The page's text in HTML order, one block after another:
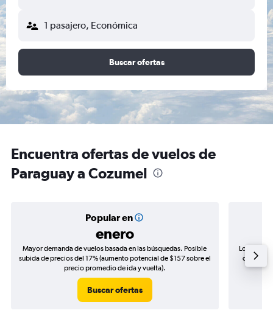
1 pasajero, Económica
Buscar ofertas
Encuentra ofertas de vuelos de
Paraguay a Cozumel
Popular en
enero
Mayor demanda de vuelos basada en las búsquedas. Posible
subida de precios del 17% (aumento potencial de $157 sobre el
precio promedio de ida y vuelta).
Buscar ofertas
Los
de